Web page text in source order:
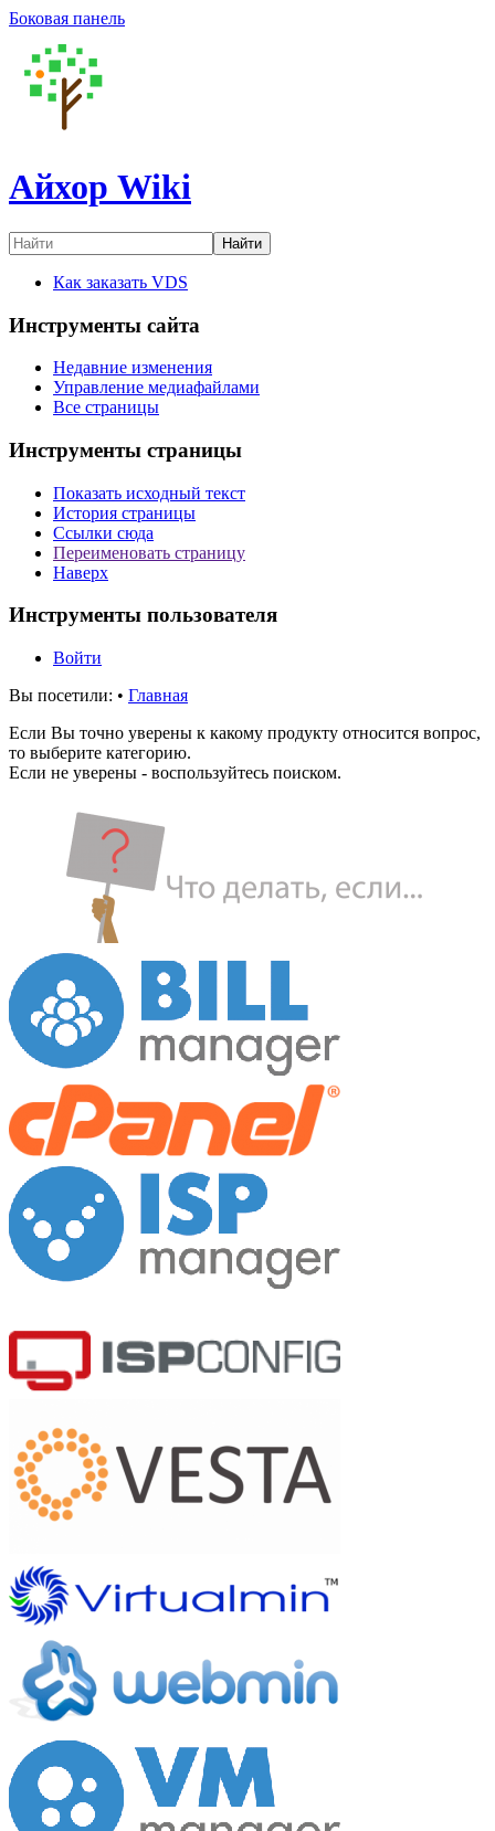
Боковая панель
Айхор Wiki
Найти
Как заказать VDS
Инструменты сайта
Недавние изменения
Управление медиафайлами
Все страницы
Инструменты страницы
Показать исходный текст
История страницы
Ссылки сюда
Переименовать страницу
Наверх
Инструменты пользователя
Войти
Вы посетили: • Главная
Если Вы точно уверены к какому продукту относится вопрос,
то выберите категорию.
Если не уверены - воспользуйтесь поиском.